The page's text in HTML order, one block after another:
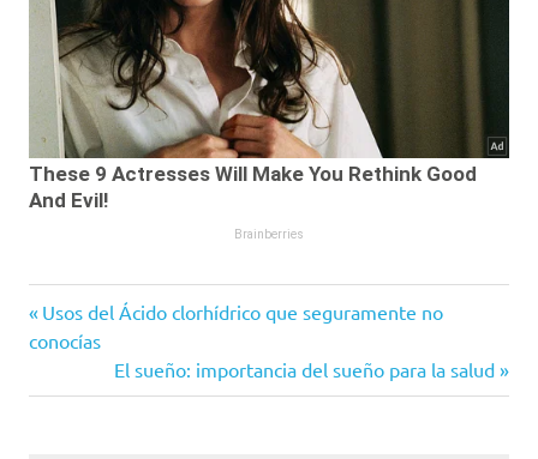
Navegación
Entrada
anterior:
Usos del Ácido clorhídrico que seguramente no
conocías
Siguiente
entrada:
El sueño: importancia del sueño para la salud